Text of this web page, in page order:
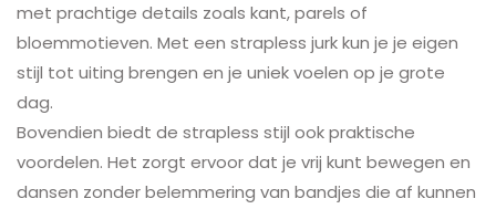
met prachtige details zoals kant, parels of
bloemmotieven. Met een strapless jurk kun je je eigen
stijl tot uiting brengen en je uniek voelen op je grote
dag.
Bovendien biedt de strapless stijl ook praktische
voordelen. Het zorgt ervoor dat je vrij kunt bewegen en
dansen zonder belemmering van bandjes die af kunnen